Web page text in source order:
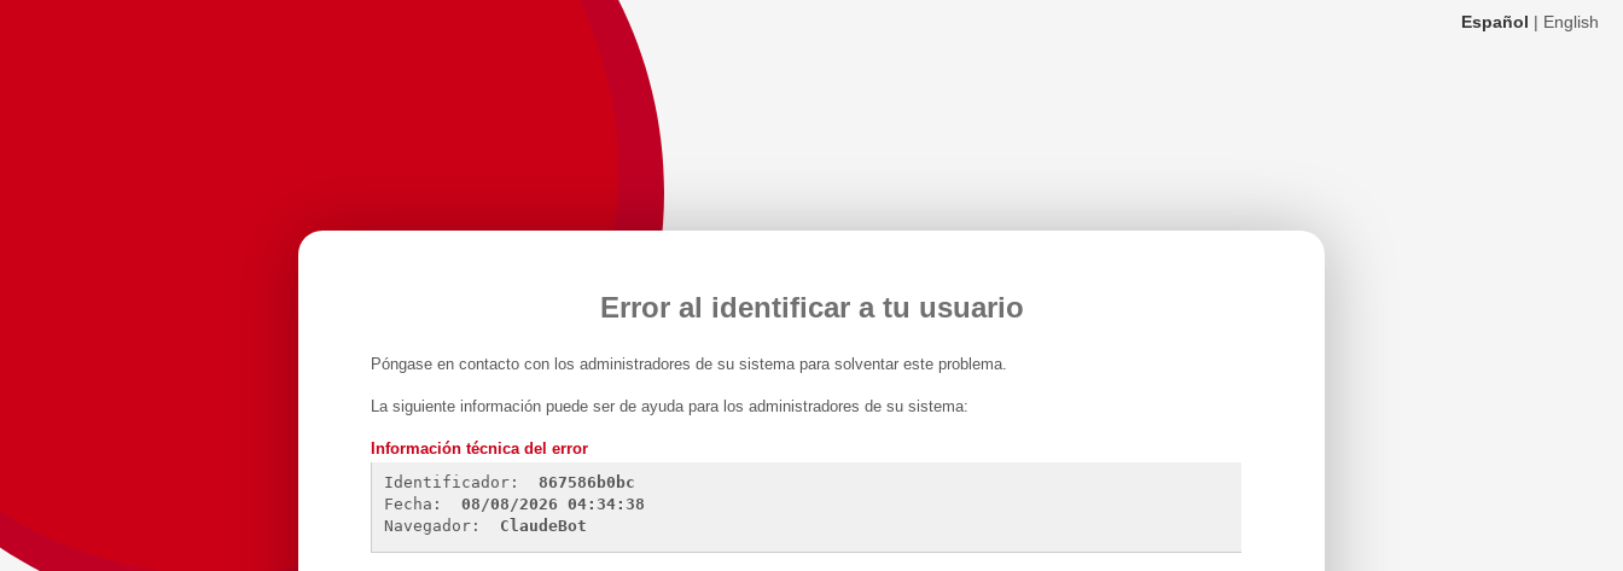
Español | English
Error al identificar a tu usuario
Póngase en contacto con los administradores de su sistema para solventar este problema.
La siguiente información puede ser de ayuda para los administradores de su sistema:
Información técnica del error
Identificador:
867586b0bc
Fecha:
08/08/2026 04:34:38
Navegador:
ClaudeBot